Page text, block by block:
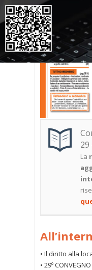
29
La
• Il diritto alla
• 29º